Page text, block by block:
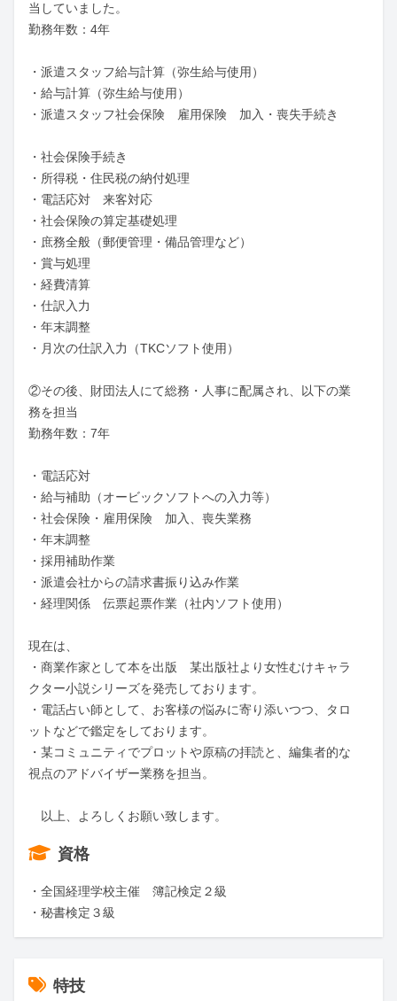
当していました。
勤務年数：4年
・派遣スタッフ給与計算（弥生給与使用）
・給与計算（弥生給与使用）
・派遣スタッフ社会保険　雇用保険　加入・喪失手続き
・社会保険手続き
・所得税・住民税の納付処理
・電話応対　来客対応
・社会保険の算定基礎処理
・庶務全般（郵便管理・備品管理など）
・賞与処理
・経費清算
・仕訳入力
・年末調整
・月次の仕訳入力（TKCソフト使用）
②その後、財団法人にて総務・人事に配属され、以下の業
務を担当
勤務年数：7年
・電話応対
・給与補助（オービックソフトへの入力等）
・社会保険・雇用保険　加入、喪失業務
・年末調整
・採用補助作業
・派遣会社からの請求書振り込み作業
・経理関係　伝票起票作業（社内ソフト使用）
現在は、
・商業作家として本を出版　某出版社より女性むけキャラ
クター小説シリーズを発売しております。
・電話占い師として、お客様の悩みに寄り添いつつ、タロ
ットなどで鑑定をしております。
・某コミュニティでプロットや原稿の拝読と、編集者的な
視点のアドバイザー業務を担当。
以上、よろしくお願い致します。
資格
・全国経理学校主催　簿記検定２級
・秘書検定３級
特技